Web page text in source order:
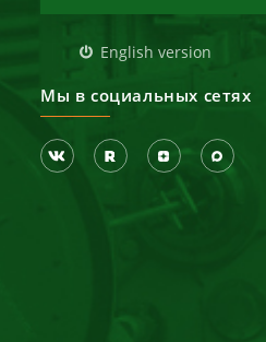
English version
Мы в социальных сетях